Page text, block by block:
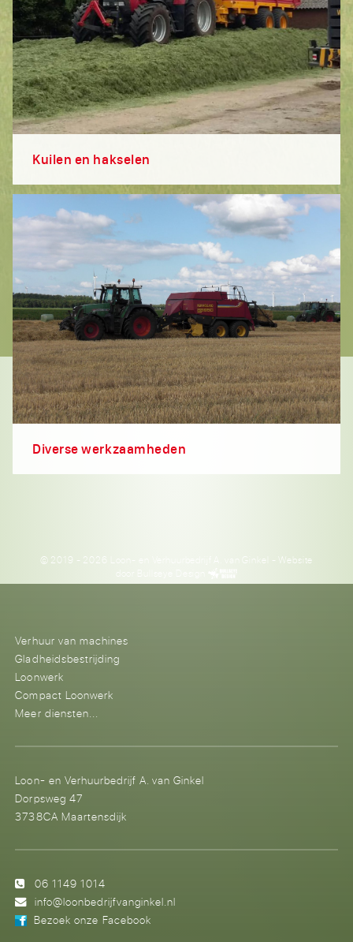
Kuilen en hakselen
Diverse werkzaamheden
© 2019 - 2026 Loon- en Verhuurbedrijf A. van Ginkel - Website
Verhuur van machines
Gladheidsbestrijding
Loonwerk
Compact Loonwerk
Meer diensten...
Loon- en Verhuurbedrijf A. van Ginkel
Dorpsweg 47
3738CA Maartensdijk
06 1149 1014
info@loonbedrijfvanginkel.nl
Bezoek onze Facebook